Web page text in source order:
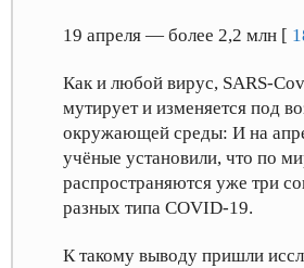
19 апреля — более 2,2 млн [
Как и любой вирус, SARS-
мутирует и изменяется под
окружающей среды: И на
учёные установили, что по
распространяются уже три
разных типа COVID-19.
К такому выводу пришли